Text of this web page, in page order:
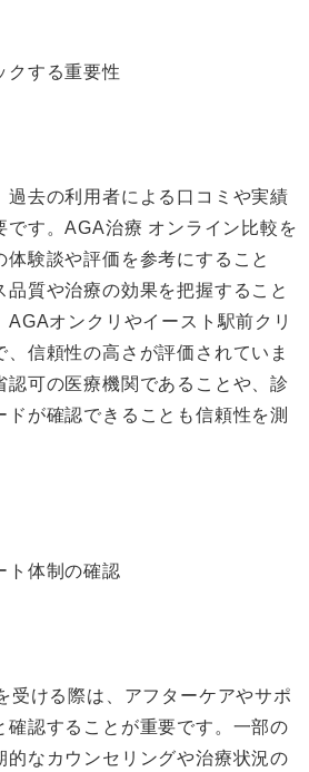
クする重要性
過去の利用者による口コミや実績
です。AGA治療 オンライン比較を
験談や評価を参考にすること
品質や治療の効果を把握すること
AGAオンクリやイースト駅前クリ
、信頼性の高さが評価されていま
認可の医療機関であることや、診
が確認できることも信頼性を測
ト体制の確認
受ける際は、アフターケアやサポ
確認することが重要です。一部の
的なカウンセリングや治療状況の